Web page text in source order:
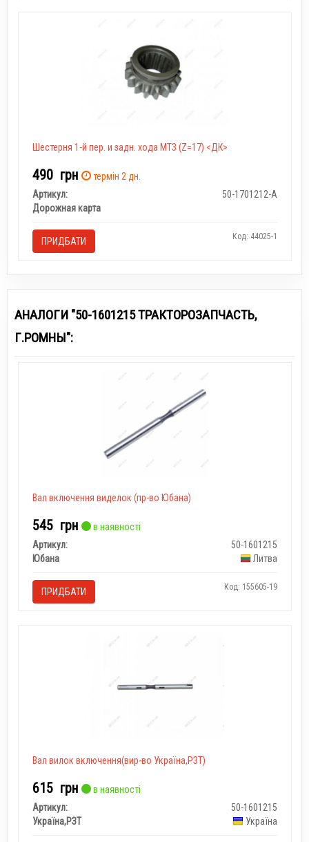
Шестерня 1-й пер. и задн. хода МТЗ (Z=17) <ДК>
490 грн
термін 2 дн.
Артикул:
50-1701212-А
Дорожная карта
ПРИДБАТИ Код: 44025-1
АНАЛОГИ "50-1601215 ТРАКТОРОЗАПЧАСТЬ,
Г.РОМНЫ":
Вал включення виделок (пр-во Юбана)
545 грн
в наявності
Артикул:
50-1601215
Юбана
Литва
ПРИДБАТИ Код: 155605-19
Вал вилок включення(вир-во Україна,РЗТ)
615 грн
в наявності
Артикул:
50-1601215
Україна,РЗТ
Україна